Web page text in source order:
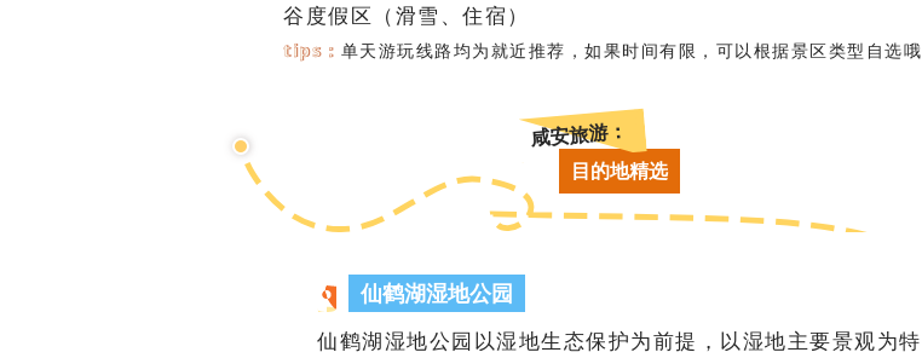
谷度假区（滑雪、住宿）
tips： 单天游玩线路均为就近推荐，如果时间有限，可以根据景区类型自选哦
咸安旅游：
目的地精选
仙鹤湖湿地公园
仙鹤湖湿地公园以湿地生态保护为前提，以湿地主要景观为特